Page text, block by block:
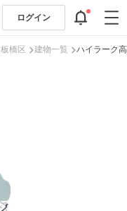
ログイン
板橋区 建物一覧 ハイラーク